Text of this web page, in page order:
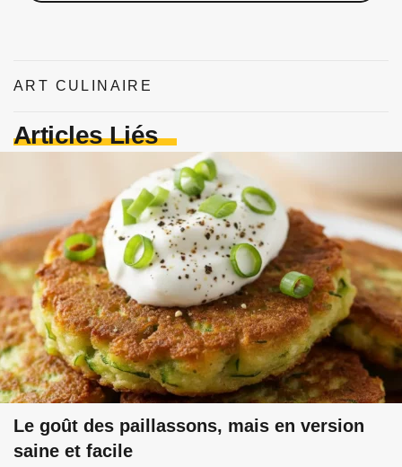
ART CULINAIRE
Articles Liés
Le goût des paillassons, mais en version
saine et facile